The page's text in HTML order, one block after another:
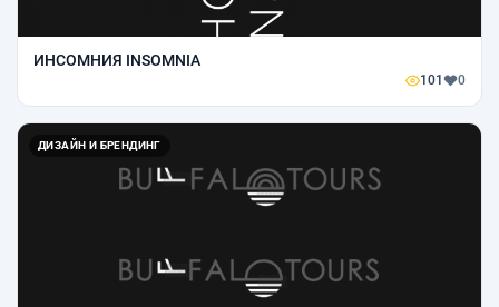
ИНСОМНИЯ INSOMNIA
101 0
ДИЗАЙН И БРЕНДИНГ